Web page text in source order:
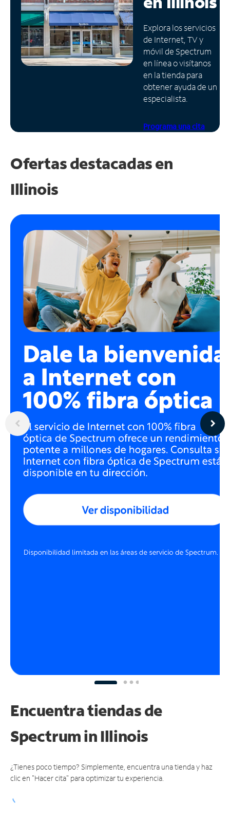
Administrar
cuenta
Encuentra
una
tienda
Explora los servicios
de Internet, TV y
móvil de Spectrum
en línea o visítanos
en la tienda para
obtener ayuda de un
especialista.
Programa una cita
Ofertas destacadas en
Illinois
Encuentra tiendas de
Spectrumin Illinois
¿Tienes poco tiempo? Simplemente, encuentra una tienda y haz
clic en "Hacer cita" para optimizar tu experiencia.